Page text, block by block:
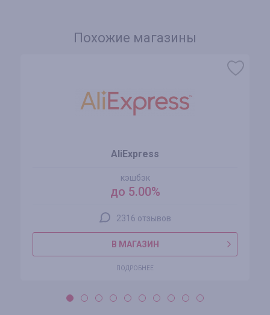
Похожие магазины
AliExpress
кэшбэк
до 5.00%
2316 отзывов
В МАГАЗИН
ПОДРОБНЕЕ